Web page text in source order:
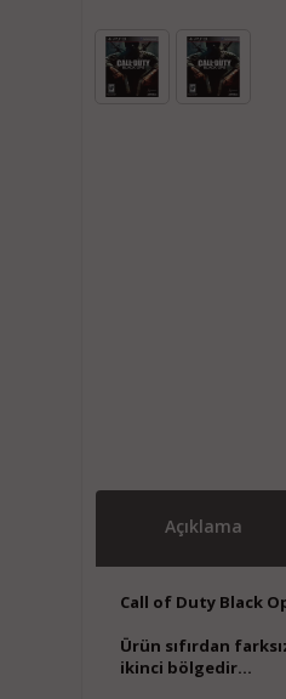
Açıklama
Call of Duty Black
Ürün sıfırdan
ikinci bölgedir...